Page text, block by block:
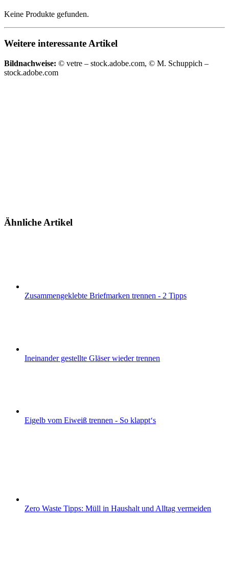
Keine Produkte gefunden.
Weitere interessante Artikel
Bildnachweise: © vetre – stock.adobe.com, © M. Schuppich –
stock.adobe.com
Ähnliche Artikel
Zusammengeklebte Briefmarken trennen - 2 Tipps
Ineinander gestellte Gläser wieder trennen
Eigelb vom Eiweiß trennen - So klappt‘s
Zero Waste Tipps: Müll in Haushalt und Alltag vermeiden